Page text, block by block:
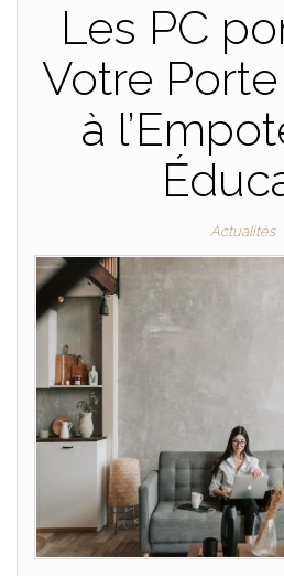
Les PC
Votre Porte
à
Actualités